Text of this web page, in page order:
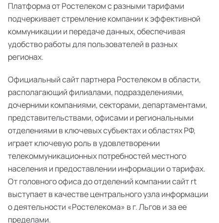
Платформа от Ростелеком с разными тарифами
подчеркивает стремление компании к эффективной
коммуникации и передаче данных, обеспечивая
удобство работы для пользователей в разных
регионах.
Официальный сайт партнера Ростелеком в области,
располагающий филиалами, подразделениями,
дочерними компаниями, секторами, департаментами,
представительствами, офисами и региональными
отделениями в ключевых субъектах и областях РФ,
играет ключевую роль в удовлетворении
телекоммуникационных потребностей местного
населения и предоставлении информации о тарифах.
От головного офиса до отделений компании сайт rt
выступает в качестве центрального узла информации
о деятельности «Ростелекома» в г. Льгов и за ее
пределами.